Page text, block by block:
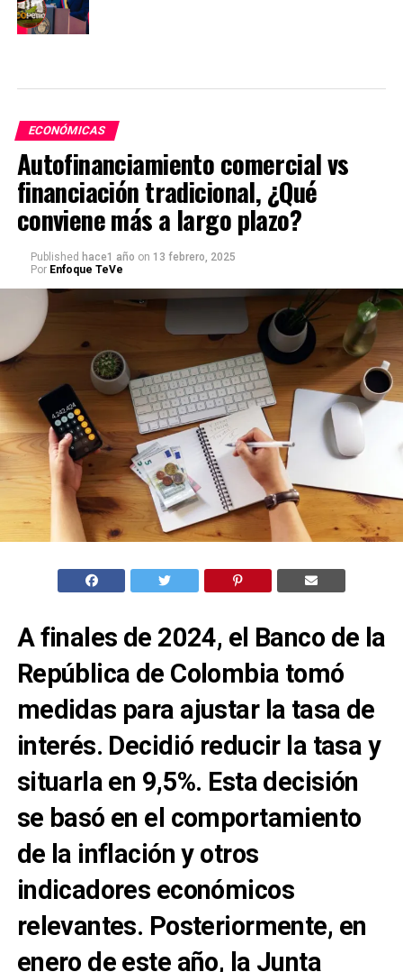
ECONÓMICAS
Autofinanciamiento comercial vs
financiación tradicional, ¿Qué
conviene más a largo plazo?
Published hace1 año on 13 febrero, 2025
Por Enfoque TeVe
A finales de 2024, el Banco de la
República de Colombia tomó
medidas para ajustar la tasa de
interés. Decidió reducir la tasa y
situarla en 9,5%. Esta decisión
se basó en el comportamiento
de la inflación y otros
indicadores económicos
relevantes. Posteriormente, en
enero de este año, la Junta